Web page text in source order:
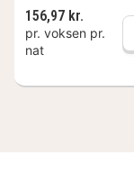
156,97 kr.
pr. voksen pr.
nat